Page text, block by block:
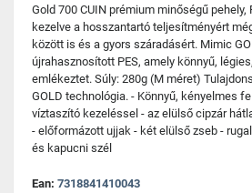
Gold 700 CUIN prémium minőségű pehely,
kezelve a hosszantartó teljesítményért
között is és a gyors száradásért. Mimic
újrahasznosított PES, amely könnyű,
emlékeztet. Súly: 280g (M méret)
GOLD technológia. - Könnyű, kényelmes
víztaszító kezeléssel - az elülső cipzár
- előformázott ujjak - két elülső zseb -
és kapucni szél
Ean: 7318841410043